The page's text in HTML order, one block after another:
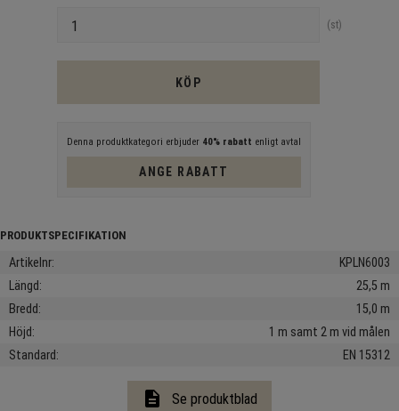
st
KÖP
Denna produktkategori erbjuder 40% rabatt enligt avtal
ANGE RABATT
Artikelnr
KPLN6003
Längd
25,5 m
Bredd
15,0 m
Höjd
1 m samt 2 m vid målen
Standard
EN 15312
description Se produktblad